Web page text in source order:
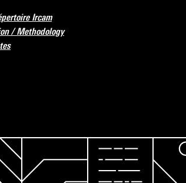
Ircam
/ Methodology